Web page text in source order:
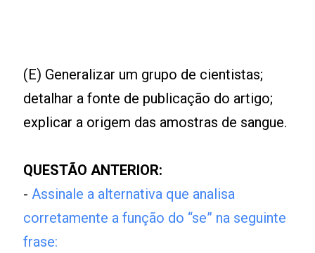
(E) Generalizar um grupo de cientistas;
detalhar a fonte de publicação do artigo;
explicar a origem das amostras de sangue.
QUESTÃO ANTERIOR:
-Assinale a alternativa que analisa
corretamente a função do “se” na seguinte
frase: